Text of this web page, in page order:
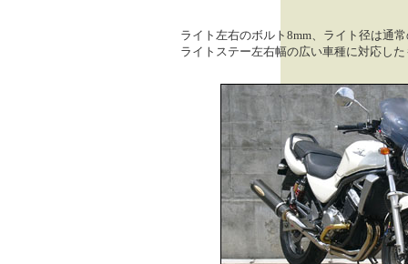
ライト左右のボルト8mm、ライト径は通
ライトステー左右幅の広い車種に対応し